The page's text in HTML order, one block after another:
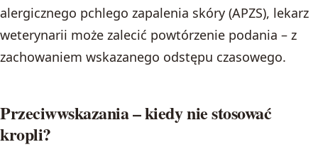
alergicznego pchlego zapalenia skóry (APZS), lekarz
weterynarii może zalecić powtórzenie podania – z
zachowaniem wskazanego odstępu czasowego.
Przeciwwskazania – kiedy nie stosować
kropli?